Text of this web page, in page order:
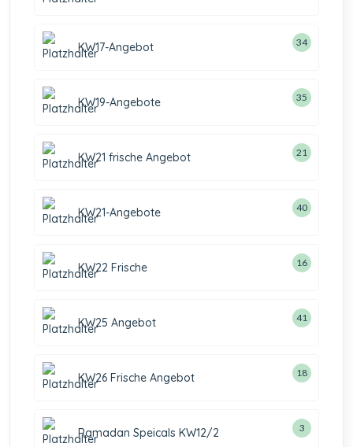
KW17-Angebot 34
KW19-Angebote 35
KW21 frische Angebot 21
KW21-Angebote 40
KW22 Frische 16
KW25 Angebot 41
KW26 Frische Angebot 18
Ramadan Speicals KW12/2 3